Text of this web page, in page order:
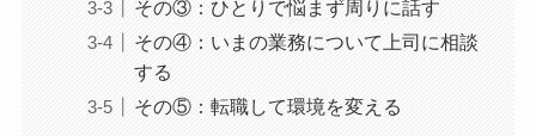
その③：ひとりで悩まず周りに話す
その④：いまの業務について上司に相談
する
その⑤：転職して環境を変える